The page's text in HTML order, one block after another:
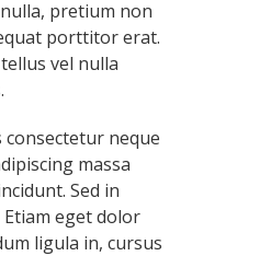
pretium non
porttitor erat.
vel nulla
consectetur neque
massa
Sed in
eget dolor
ligula in, cursus